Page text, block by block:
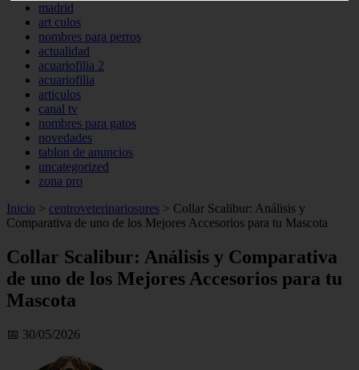
madrid
art culos
nombres para perros
actualidad
acuariofilia 2
acuariofilia
articulos
canal tv
nombres para gatos
novedades
tablon de anuncios
uncategorized
zona pro
Inicio > centroveterinariosures > Collar Scalibur: Análisis y
Comparativa de uno de los Mejores Accesorios para tu Mascota
Collar Scalibur: Análisis y Comparativa
de uno de los Mejores Accesorios para tu
Mascota
📅 30/05/2026